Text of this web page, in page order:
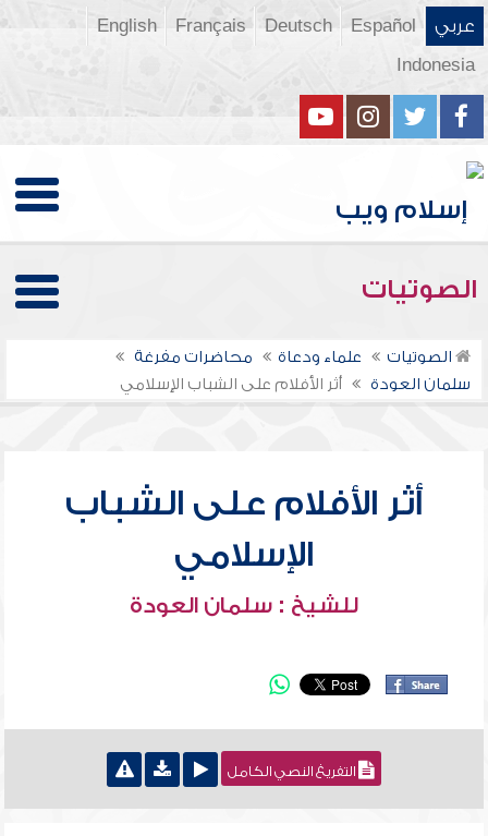
عربي Español
Deutsch
Français
English
Indonesia
الصوتيات
الصوتيات علماء ودعاة
محاضرات مفرغة
سلمان العودة
أثر الأفلام على الشباب الإسلامي
أثر الأفلام على الشباب
الإسلامي
للشيخ : سلمان العودة
التفريغ النصي الكامل